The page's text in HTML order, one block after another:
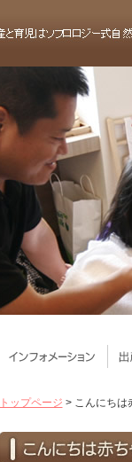
トップページ > こんにちは